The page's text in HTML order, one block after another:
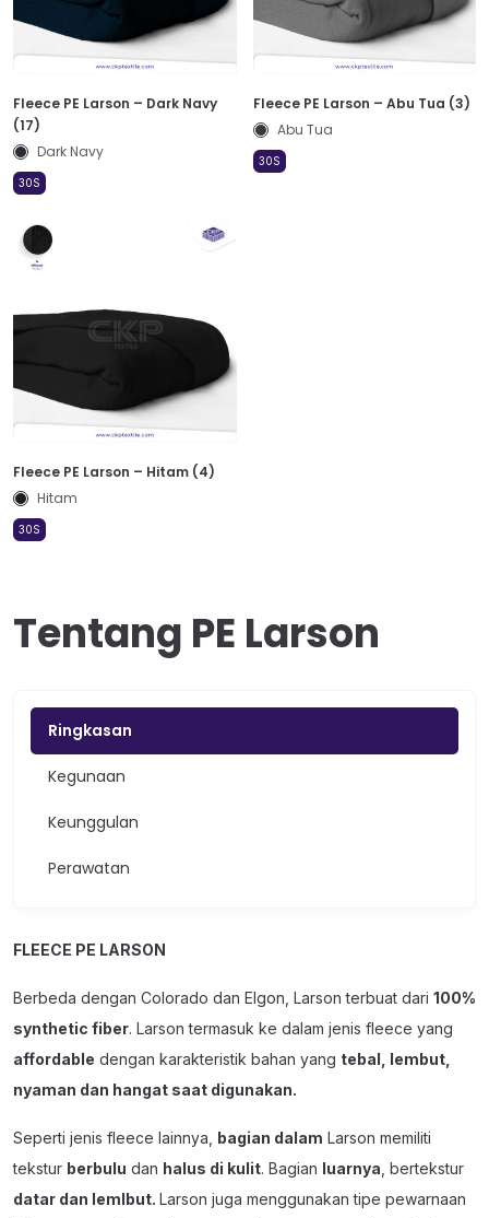
Fleece PE Larson – Dark Navy
(17)
Dark Navy
30S
Fleece PE Larson – Abu Tua (3)
Abu Tua
30S
Fleece PE Larson – Hitam (4)
Hitam
30S
Tentang PE Larson
Ringkasan
Kegunaan
Keunggulan
Perawatan
FLEECE PE LARSON
Berbeda dengan Colorado dan Elgon, Larson terbuat dari 100%
synthetic fiber. Larson termasuk ke dalam jenis fleece yang
affordable dengan karakteristik bahan yang tebal, lembut,
nyaman dan hangat saat digunakan.
Seperti jenis fleece lainnya, bagian dalam Larson memiliti
tekstur berbulu dan halus di kulit. Bagian luarnya , bertekstur
datar dan lemlbut. Larson juga menggunakan tipe pewarnaan